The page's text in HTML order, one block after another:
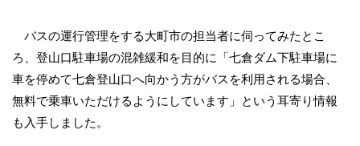
バスの運行管理をする大町市の担当者に伺ってみたとこ
ろ、登山口駐車場の混雑緩和を目的に「七倉ダム下駐車場に
車を停めて七倉登山口へ向かう方がバスを利用される場合、
無料で乗車いただけるようにしています」という耳寄り情報
も入手しました。